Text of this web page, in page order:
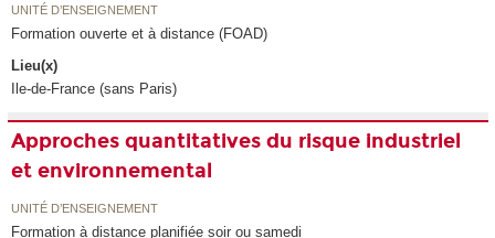
UNITÉ D’ENSEIGNEMENT
Formation ouverte et à distance (FOAD)
Lieu(x)
Ile-de-France (sans Paris)
Approches quantitatives du risque industriel
et environnemental
UNITÉ D’ENSEIGNEMENT
Formation à distance planifiée soir ou samedi